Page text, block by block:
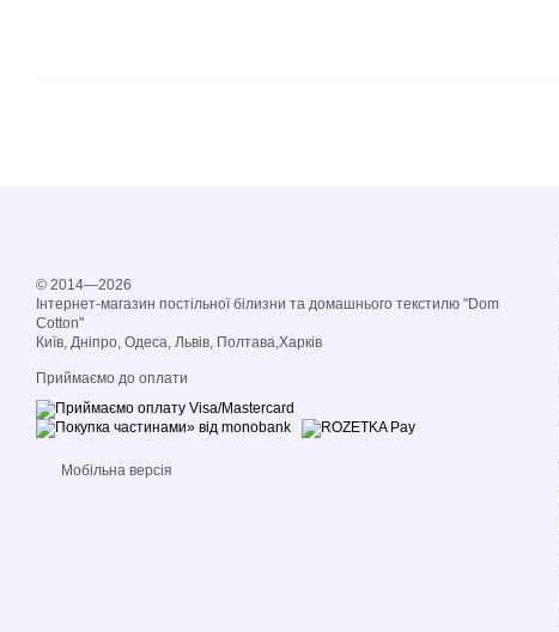
© 2014—2026
Інтернет-магазин постільної білизни та домашнього текстилю "Dom
Cotton"
Київ, Дніпро, Одеса, Львів, Полтава,Харків
Приймаємо до оплати
Мобільна версія